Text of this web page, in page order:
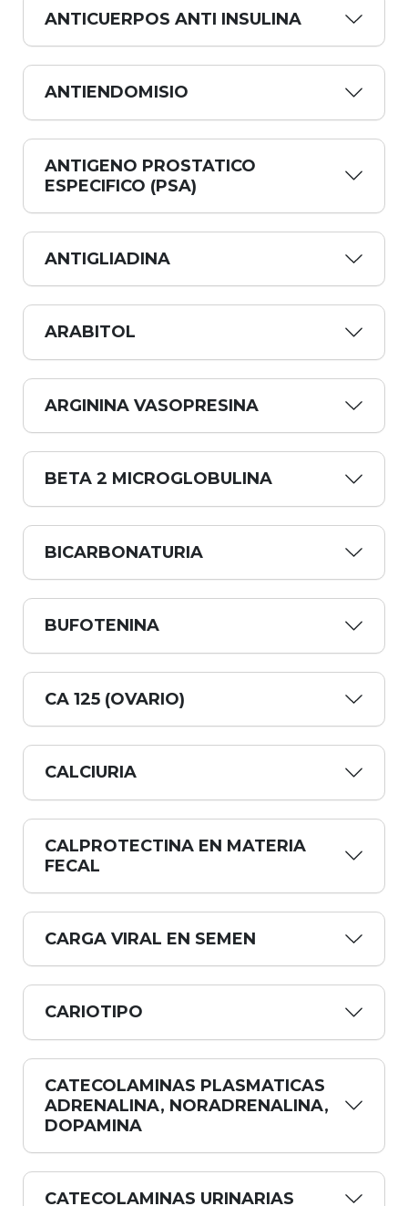
ANTICUERPOS ANTI INSULINA
ANTIENDOMISIO
ANTIGENO PROSTATICO
ESPECIFICO (PSA)
ANTIGLIADINA
ARABITOL
ARGININA VASOPRESINA
BETA 2 MICROGLOBULINA
BICARBONATURIA
BUFOTENINA
CA 125 (OVARIO)
CALCIURIA
CALPROTECTINA EN MATERIA
FECAL
CARGA VIRAL EN SEMEN
CARIOTIPO
CATECOLAMINAS PLASMATICAS
ADRENALINA, NORADRENALINA,
DOPAMINA
CATECOLAMINAS URINARIAS